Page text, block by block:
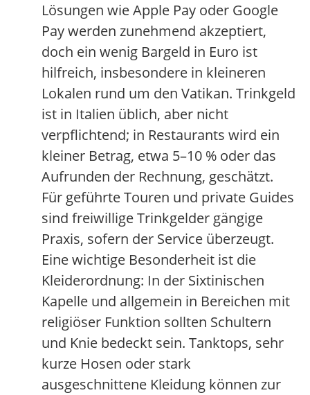
Lösungen wie Apple Pay oder Google
Pay werden zunehmend akzeptiert,
doch ein wenig Bargeld in Euro ist
hilfreich, insbesondere in kleineren
Lokalen rund um den Vatikan. Trinkgeld
ist in Italien üblich, aber nicht
verpflichtend; in Restaurants wird ein
kleiner Betrag, etwa 5–10 % oder das
Aufrunden der Rechnung, geschätzt.
Für geführte Touren und private Guides
sind freiwillige Trinkgelder gängige
Praxis, sofern der Service überzeugt.
Eine wichtige Besonderheit ist die
Kleiderordnung: In der Sixtinischen
Kapelle und allgemein in Bereichen mit
religiöser Funktion sollten Schultern
und Knie bedeckt sein. Tanktops, sehr
kurze Hosen oder stark
ausgeschnittene Kleidung können zur